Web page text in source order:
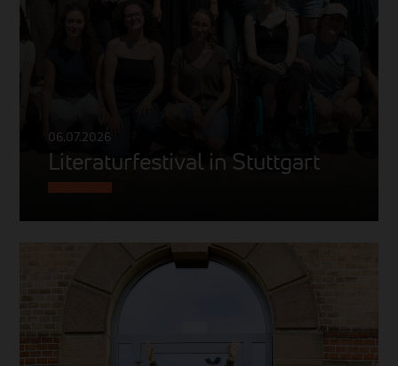
06.07.2026
Literaturfestival in Stuttgart